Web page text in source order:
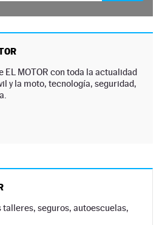
EL MOTOR con toda la actualidad
y la moto, tecnología, seguridad,
seguros, autoescuelas,